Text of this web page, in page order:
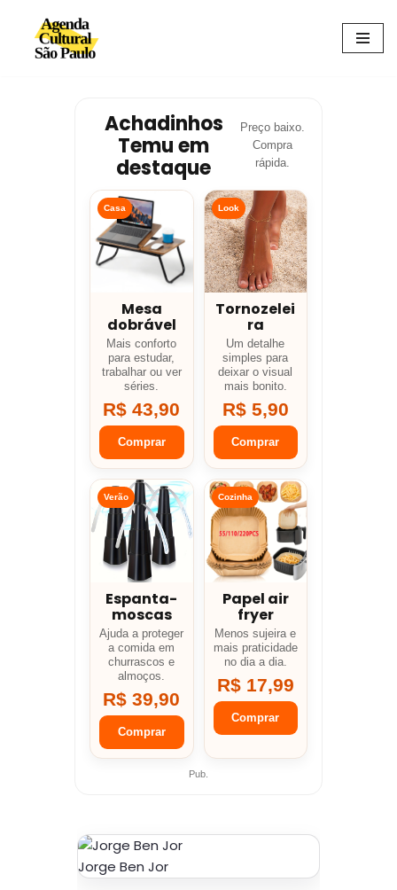
Avançar
Achadinhos
Temu em
destaque
Preço baixo.
Compra
rápida.
Casa
Mesa
dobrável
Mais conforto
para estudar,
trabalhar ou ver
séries.
R$ 43,90
Comprar
Look
Tornozelei
ra
Um detalhe
simples para
deixar o visual
mais bonito.
R$ 5,90
Comprar
Verão
Espanta-
moscas
Ajuda a proteger
a comida em
churrascos e
almoços.
R$ 39,90
Comprar
Cozinha
Papel air
fryer
Menos sujeira e
mais praticidade
no dia a dia.
R$ 17,99
Comprar
Pub.
Jorge Ben Jor